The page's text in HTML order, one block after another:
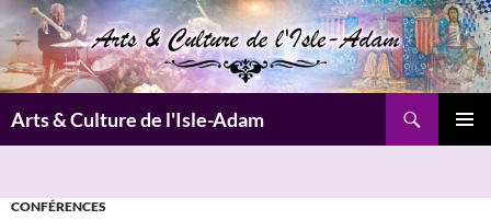
Aller
au
contenu
Arts & Culture de l'Isle-Adam
CONFÉRENCES